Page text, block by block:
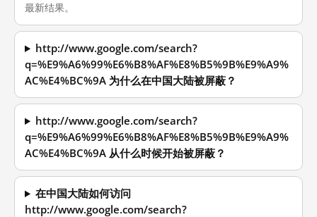
最新结果。
http://www.google.com/search?
q=%E9%A6%99%E6%B8%AF%E8%B5%9B%E9%A9%
AC%E4%BC%9A 为什么在中国大陆被屏蔽？
http://www.google.com/search?
q=%E9%A6%99%E6%B8%AF%E8%B5%9B%E9%A9%
AC%E4%BC%9A 从什么时候开始被屏蔽？
在中国大陆如何访问
http://www.google.com/search?